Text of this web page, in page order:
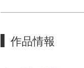
作品情報